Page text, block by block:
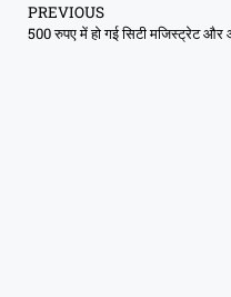
PREVIOUS
500 रुपए में हो गई सिटी मजिस्ट्रेट और